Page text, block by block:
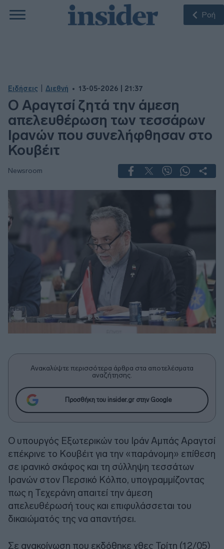
Ροή
Ειδήσεις Διεθνή 13-05-2026 | 21:37
Ο Αραγτσί ζητά την άμεση
απελευθέρωση των τεσσάρων
Ιρανών που συνελήφθησαν στο
Κουβέιτ
Newsroom
Ανακαλύψτε περισσότερα άρθρα στα αποτελέσματα
αναζήτησης.
Προσθήκη του insider.gr στην Google
Ο υπουργός Εξωτερικών του Ιράν Αμπάς Αραγτσί
επέκρινε το Κουβέιτ για την «παράνομη» επίθεση
σε ιρανικό σκάφος και τη σύλληψη τεσσάτων
Ιρανών στον Περσικό Κόλπο, υπογραμμίζοντας
πως η Τεχεράνη απαιτεί την άμεση
απελευθέρωσή τους και επιφυλάσσεται του
δικαιώματός της να απαντήσει.
Σε ανακοίνωση που εκδόθηκε χθες Τρίτη (12/05)